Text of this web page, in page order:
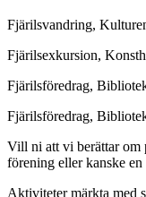
Fjärilsvandring,
Fjärilsexkursion,
Fjärilsföredrag,
Fjärilsföredrag,
Vill ni att vi berättar om
förening eller kanske
Aktiviteter märkta med